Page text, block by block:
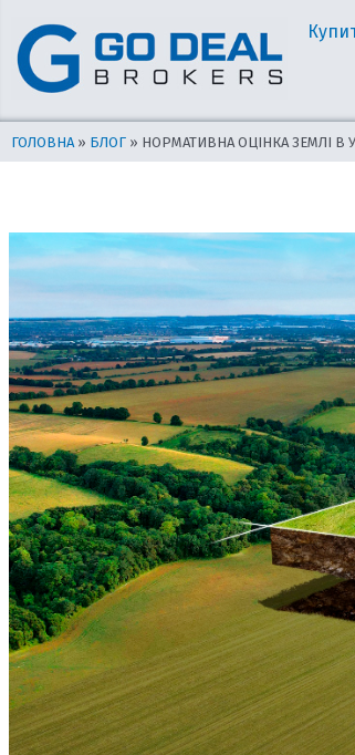
вмісту
ГОЛОВНА » БЛОГ » НОРМАТИВНА ОЦІНКА ЗЕМЛІ В
по
запису